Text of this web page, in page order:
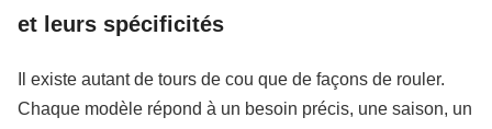
et leurs spécificités
Il existe autant de tours de cou que de façons de rouler.
Chaque modèle répond à un besoin précis, une saison, un